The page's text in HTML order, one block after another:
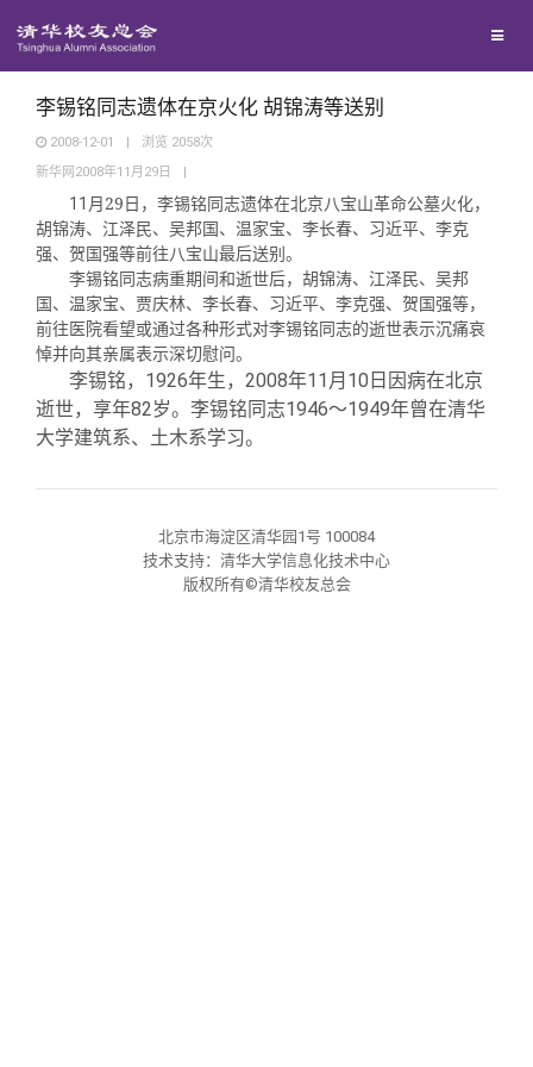
地区联络
院系校友工作
专业委员会
兴趣群体
回馈母校
捐赠新闻
捐赠纪事
捐赠方法
媒体平台
《清华校友通讯》
《水木清华》
我要订阅
百年清华
清华人物
清华故事
校友文苑
校友服务
终身学习
三创大赛
校友总会
会长致辞
李锡铭同志遗体在京火化 胡锦涛等送别
2008-12-01 | 浏览 2058次
新华网2008年11月29日
|
11 月29 日，李锡铭同志遗体在北京八宝山革命公墓火化，
胡锦涛、江泽民、吴邦国、温家宝、李长春、习近平、李克
强、贺国强等前往八宝山最后送别。
李锡铭同志病重期间和逝世后，胡锦涛、江泽民、吴邦
国、温家宝、贾庆林、李长春、习近平、李克强、贺国强等，
前往医院看望或通过各种形式对李锡铭同志的逝世表示沉痛哀
悼并向其亲属表示深切慰问。
李锡铭， 1926年生， 2008年11 月 10 日因病在北京
逝世，享年82岁。李锡铭同志1946～1949年曾在清华
大学建筑系、土木系学习。
北京市海淀区清华园1号 100084
技术支持：清华大学信息化技术中心
版权所有©清华校友总会